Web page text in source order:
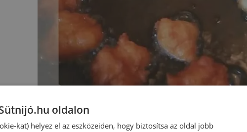
oldalon
kat) helyez el az eszközeiden, hogy biztosítsa az oldal jobb